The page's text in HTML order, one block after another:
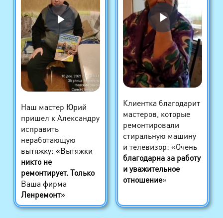
Наш мастер Юрий
пришел к Александру
исправить
неработающую
вытяжку: «Вытяжки
никто не
ремонтирует. Только
Ваша фирма
Ленремонт»
Клиентка благодарит
мастеров, которые
ремонтировали
стиральную машину
и телевизор: «Очень
благодарна за работу
и уважительное
отношение»